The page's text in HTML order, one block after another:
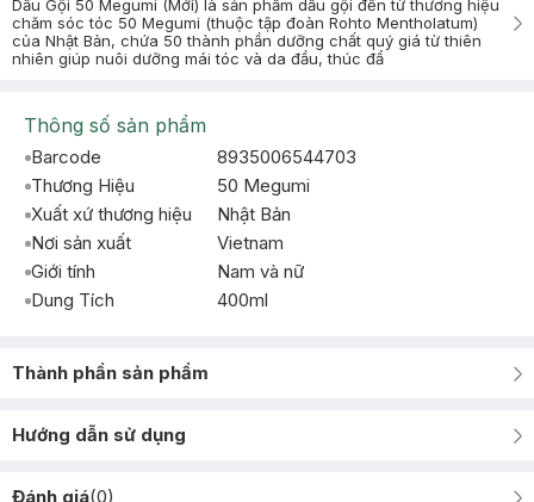
Dầu Gội 50 Megumi (Mới) là sản phẩm dầu gội đến từ thương hiệu
chăm sóc tóc 50 Megumi (thuộc tập đoàn Rohto Mentholatum)
của Nhật Bản, chứa 50 thành phần dưỡng chất quý giá từ thiên
nhiên giúp nuôi dưỡng mái tóc và da đầu, thúc đẩ
Thông số sản phẩm
Barcode
8935006544703
Thương Hiệu
50 Megumi
Xuất xứ thương hiệu
Nhật Bản
Nơi sản xuất
Vietnam
Giới tính
Nam và nữ
Dung Tích
400ml
Thành phần sản phẩm
Hướng dẫn sử dụng
Đánh giá(0)